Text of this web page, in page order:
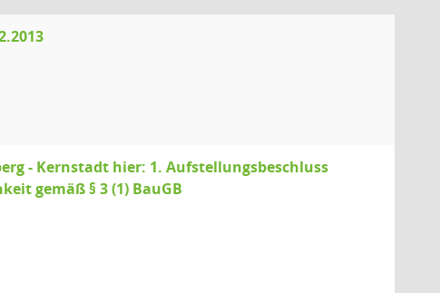
- Kernstadt hier: 1. Aufstellungsbeschluss
gemäß § 3 (1) BauGB